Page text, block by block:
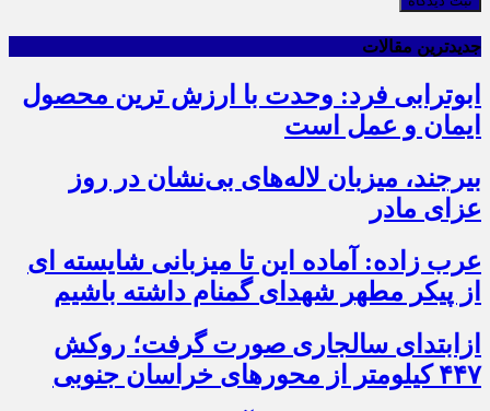
جدیدترین مقالات
ابوترابی فرد: وحدت با ارزش ترین محصول
ایمان و عمل است
بیرجند، میزبان لاله‌های بی‌نشان در روز
عزای مادر
عرب زاده: آماده این تا میزبانی شایسته ای
از پیکر مطهر شهدای گمنام داشته باشیم
ازابتدای سالجاری صورت گرفت؛ روکش
۴۴۷ کیلومتر از محورهای خراسان جنوبی